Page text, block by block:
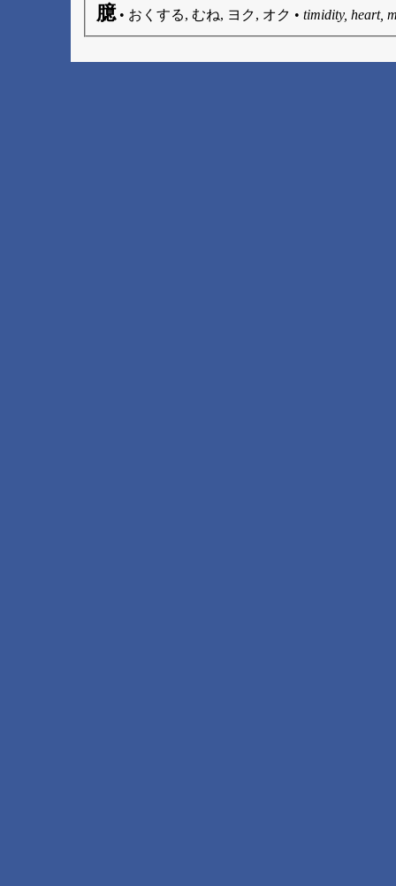
臆• おくする, むね, ヨク, オク • timidity, heart,